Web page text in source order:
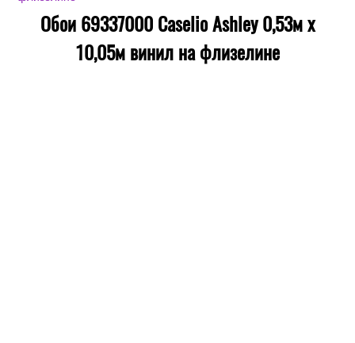
Обои 69337000 Caselio Ashley 0,53м x
10,05м винил на флизелине